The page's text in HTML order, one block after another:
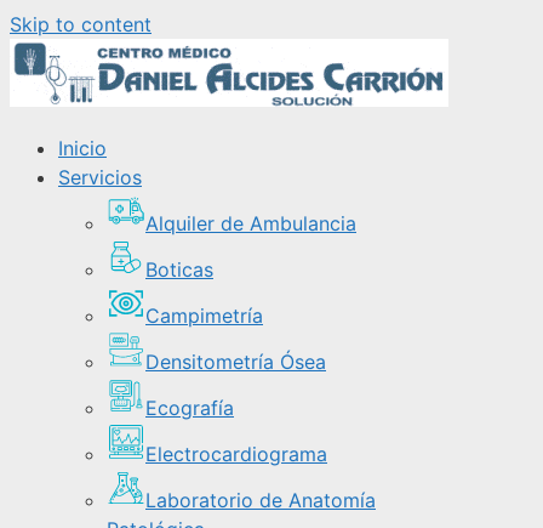
Skip to content
Inicio
Servicios
Alquiler de Ambulancia
Boticas
Campimetría
Densitometría Ósea
Ecografía
Electrocardiograma
Laboratorio de Anatomía